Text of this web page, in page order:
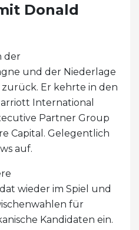
Donald
der
und der Niederlage
Er kehrte in den
International
Partner Group
Capital. Gelegentlich
auf.
wieder im Spiel und
für
Kandidaten ein.